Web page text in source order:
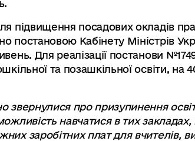
підвищення посадових окладів
постановою Кабінету Міністрів
Для реалізації постанови
та позашкільної освіти,
звернулися про призупинення
навчатися в тих
заробітних плат для вчителів,